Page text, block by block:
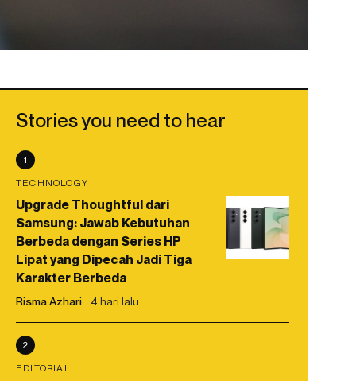
Stories you need to hear
1
TECHNOLOGY
Upgrade Thoughtful dari
Samsung: Jawab Kebutuhan
Berbeda dengan Series HP
Lipat yang Dipecah Jadi Tiga
Karakter Berbeda
Risma Azhari 4 hari lalu
2
EDITORIAL